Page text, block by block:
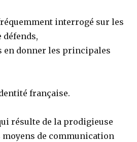
interrogé sur les
défends,
en donner les principales
française.
résulte de la prodigieuse
moyens de communication